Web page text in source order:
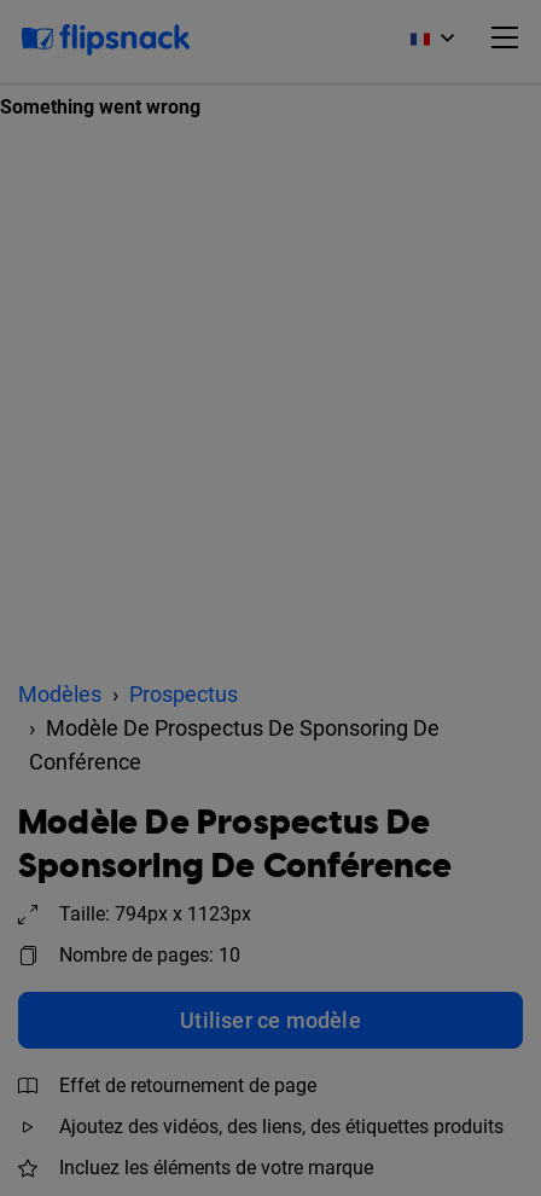
Modèles
Prospectus
Modèle De Prospectus De Sponsoring De
Conférence
Modèle De Prospectus De
Sponsoring De Conférence
Taille: 794px x 1123px
Nombre de pages: 10
Utiliser ce modèle
Effet de retournement de page
Ajoutez des vidéos, des liens, des étiquettes produits
Incluez les éléments de votre marque